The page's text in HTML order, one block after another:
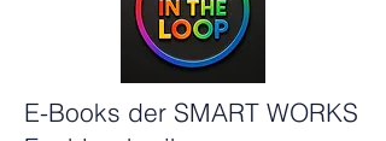
E-Books der SMART WORKS